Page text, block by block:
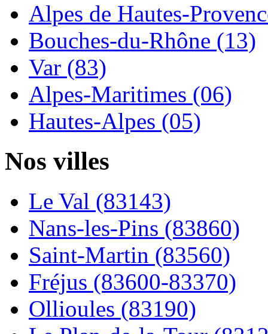
Alpes de Hautes-
Bouches-du-Rhône (13)
Var (83)
Alpes-Maritimes (06)
Hautes-Alpes (05)
Nos villes
Le Val (83143)
Nans-les-Pins (83860)
Saint-Martin (83560)
Fréjus (83600-83370)
Ollioules (83190)